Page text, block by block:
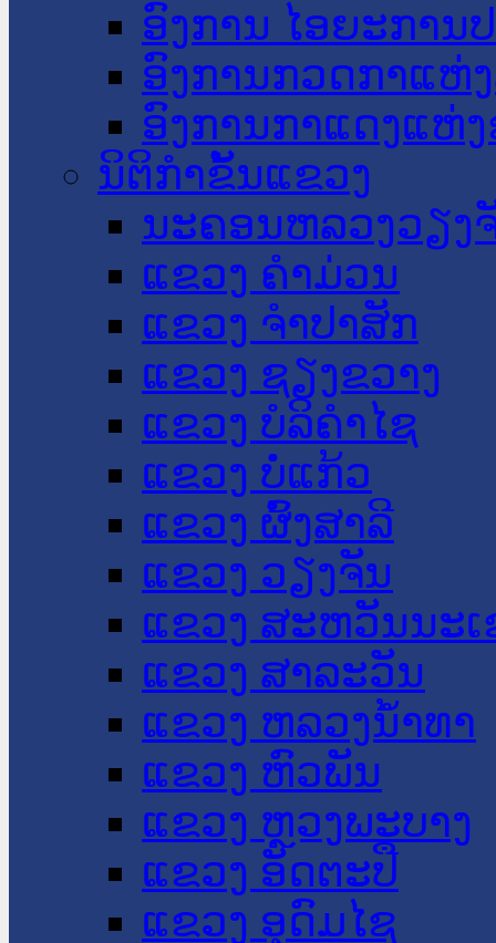
ອົງການ ໄອຍະການ
ອົງການກວດກາແຫ່
ອົງການກາແດງແຫ່
ນິຕິກໍາຂັ້ນແຂວງ
ນະ​ຄອນ​ຫລວງວຽງ
ແຂວງ ຄໍາມ່ວນ
ແຂວງ ຈໍາປາສັກ
ແຂວງ ຊຽງຂວາງ
ແຂວງ ບໍລິຄໍາໄຊ
ແຂວງ ບໍ່ແກ້ວ
ແຂວງ ຜົ້ງສາລີ
ແຂວງ ວຽງຈັນ
ແຂວງ ສະຫວັນນະ
ແຂວງ ສາລະວັນ
ແຂວງ ຫລວງນໍ້າທາ
ແຂວງ ຫົວພັນ
ແຂວງ ຫຼວງພະບາງ
ແຂວງ ອັດຕະປື
ແຂວງ ອຸດົມໄຊ